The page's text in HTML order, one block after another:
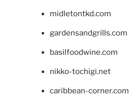
midletontkd.com
gardensandgrills.com
basilfoodwine.com
nikko-tochigi.net
caribbean-corner.com